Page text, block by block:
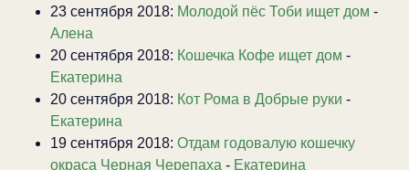
23 сентября 2018: Молодой пёс Тоби ищет дом -
Алена
20 сентября 2018: Кошечка Кофе ищет дом -
Екатерина
20 сентября 2018: Кот Рома в Добрые руки -
Екатерина
19 сентября 2018: Отдам годовалую кошечку
окраса Черная Черепаха - Екатерина